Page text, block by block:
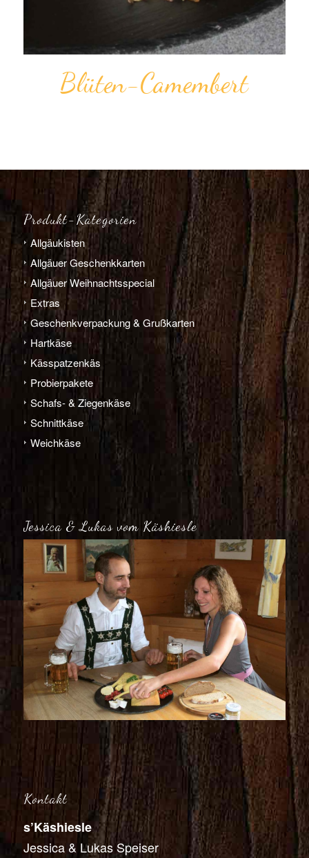
Blü­ten­-Camem­bert
Produkt-Kategorien
Allgäu­­kisten
Allgäuer Geschenkkarten
Allgäuer Weihnachts­­special
Extras
Geschenk­verpackung & Grußkarten
Hart­­käse
Käs­­spatzen­käs
Probier­pakete
Schafs- & Ziegen­­käse
Schnitt­­käse
Weich­­käse
Jessica & Lukas vom Käshiesle
Kontakt
s’Käshiesle
Jessica & Lukas Speiser